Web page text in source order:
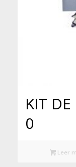
KIT DE
0
Leer